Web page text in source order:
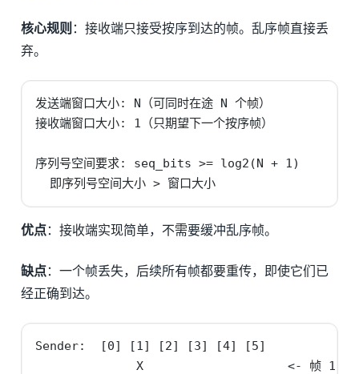
核心规则 ：接收端只接受按序到达的帧。乱序帧直接丢
弃。
发送端窗口大小: N（可同时在途 N 个帧）
接收端窗口大小: 1（只期望下一个按序帧）
序列号空间要求: seq_bits >= log2(N + 1)
  即序列号空间大小 > 窗口大小
优点：接收端实现简单，不需要缓冲乱序帧。
缺点：一个帧丢失，后续所有帧都要重传，即使它们已
经正确到达。
Sender:  [0] [1] [2] [3] [4] [5]
X                    <- 帧 1 丢